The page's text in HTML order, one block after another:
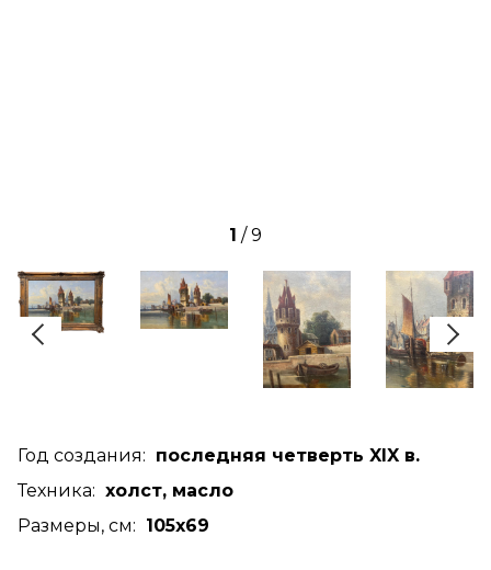
1 /9
Год создания: последняя четверть XIX в.
Техника: холст, масло
Размеры, см: 105x69